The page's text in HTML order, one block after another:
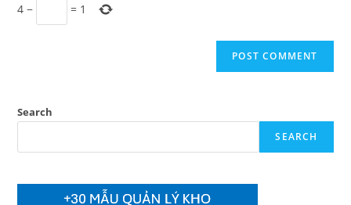
4 − = 1
Search
SEARCH